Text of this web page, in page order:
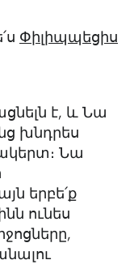
Փիլիպպեցիս
է, և Նա
խնդրես
Նա
երբե՛ք
ունես